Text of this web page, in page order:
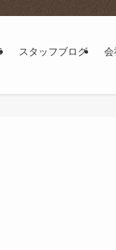
スタッフブログ 会